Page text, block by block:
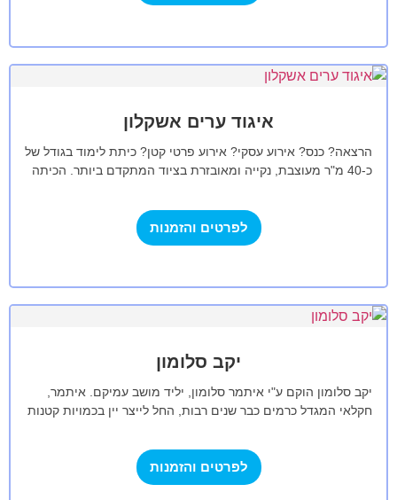
איגוד ערים אשקלון
הרצאה? כנס? אירוע עסקי? אירוע פרטי קטן? כיתת לימוד בגודל של
כ-40 מ"ר מעוצבת, נקייה ומאובזרת בציוד המתקדם ביותר. הכיתה
לפרטים והזמנות
יקב סלומון
יקב סלומון הוקם ע"י איתמר סלומון, יליד מושב עמיקם. איתמר,
חקלאי המגדל כרמים כבר שנים רבות, החל לייצר יין בכמויות קטנות
לפרטים והזמנות